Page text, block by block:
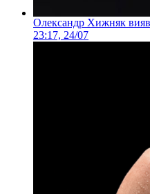
Олександр Хижняк
23:17, 24/07